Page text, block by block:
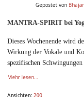
Gepostet von
MANTRA-SPIRIT bei
Dieses Wochenende wird
Wirkung der Vokale und
spezifischen
Mehr lesen...
Ansichten: 200